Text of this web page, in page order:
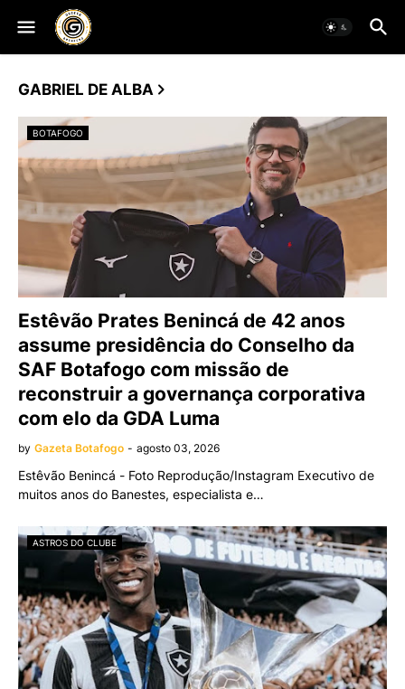
GABRIEL DE ALBA
BOTAFOGO
Estêvão Prates Benincá de 42 anos
assume presidência do Conselho da
SAF Botafogo com missão de
reconstruir a governança corporativa
com elo da GDA Luma
by Gazeta Botafogo - agosto 03, 2026
Estêvão Benincá - Foto Reprodução/Instagram Executivo de
muitos anos do Banestes, especialista e…
ASTROS DO CLUBE